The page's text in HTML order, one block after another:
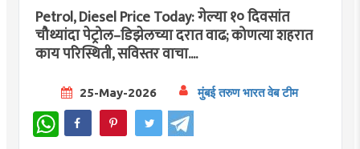
Petrol, Diesel Price Today: गेल्या १० दिवसांत
चौथ्यांदा पेट्रोल–डिझेलच्या दरात वाढ; कोणत्या शहरात
काय परिस्थिती, सविस्तर वाचा....
25-May-2026 मुंबई तरुण भारत वेब टीम
WhatsApp